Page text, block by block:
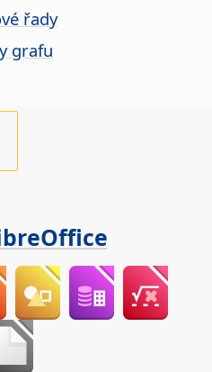
řady
grafu